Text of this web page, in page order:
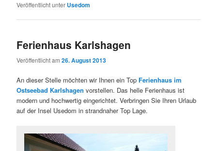
Veröffentlicht unter Usedom
Ferienhaus Karlshagen
Veröffentlicht am26. August 2013
An dieser Stelle möchten wir Ihnen ein Top Ferienhaus im
Ostseebad Karlshagen vorstellen. Das helle Ferienhaus ist
modern und hochwertig eingerichtet. Verbringen Sie Ihren Urlaub
auf der Insel Usedom in strandnaher Top Lage.